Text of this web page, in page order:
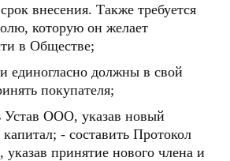
внесения. Также требуется
которую он желает
в Обществе;
единогласно должны в свой
покупателя;
Устав ООО, указав новый
капитал; - составить Протокол
указав принятие нового члена и